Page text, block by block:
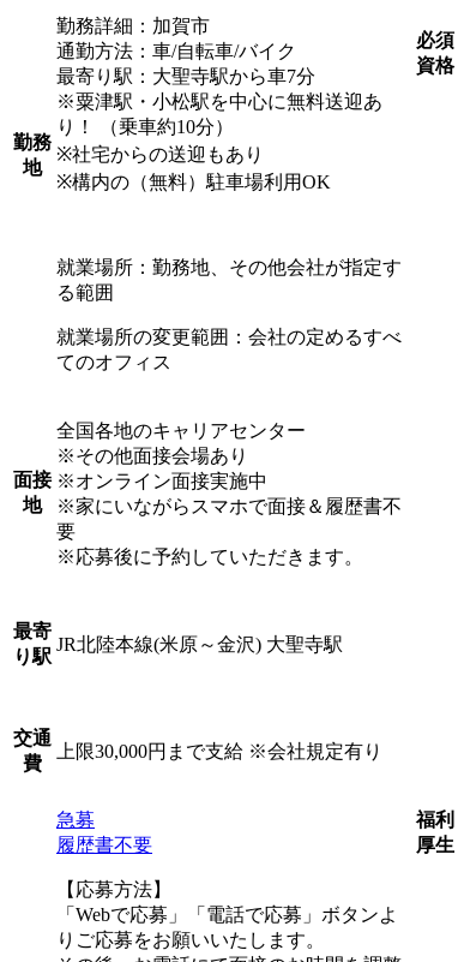
勤務
地
勤務詳細：加賀市
通勤方法：車/自転車/バイク
最寄り駅：大聖寺駅から車7分
※粟津駅・小松駅を中心に無料送迎あ
り！ （乗車約10分）
※社宅からの送迎もあり
※構内の（無料）駐車場利用OK
就業場所：勤務地、その他会社が指定す
る範囲
就業場所の変更範囲：会社の定めるすべ
てのオフィス
面接
地
全国各地のキャリアセンター
※その他面接会場あり
※オンライン面接実施中
※家にいながらスマホで面接＆履歴書不
要
※応募後に予約していただきます。
最寄
り駅
JR北陸本線(米原～金沢) 大聖寺駅
交通
費
上限30,000円まで支給 ※会社規定有り
急募
履歴書不要
【応募方法】
「Webで応募」「電話で応募」ボタンよ
りご応募をお願いいたします。
必須
資格
福利
厚生